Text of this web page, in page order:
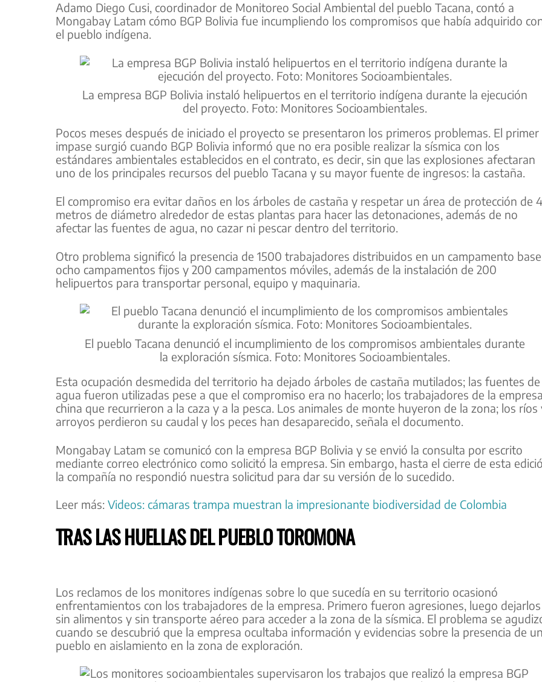
Adamo Diego Cusi, coordinador de Monitoreo Social Ambiental del pueblo Tacana, contó a
Mongabay Latam cómo BGP Bolivia fue incumpliendo los compromisos que había adquirido
el pueblo indígena.
La empresa BGP Bolivia instaló helipuertos en el territorio indígena durante la ejecución
del proyecto. Foto: Monitores Socioambientales.
Pocos meses después de iniciado el proyecto se presentaron los primeros problemas. El primer
impase surgió cuando BGP Bolivia informó que no era posible realizar la sísmica con los
estándares ambientales establecidos en el contrato, es decir, sin que las explosiones afectaran
uno de los principales recursos del pueblo Tacana y su mayor fuente de ingresos: la castaña.
El compromiso era evitar daños en los árboles de castaña y respetar un área de protección de
metros de diámetro alrededor de estas plantas para hacer las detonaciones, además de no
afectar las fuentes de agua, no cazar ni pescar dentro del territorio.
Otro problema significó la presencia de 1500 trabajadores distribuidos en un campamento
ocho campamentos fijos y 200 campamentos móviles, además de la instalación de 200
helipuertos para transportar personal, equipo y maquinaria.
El pueblo Tacana denunció el incumplimiento de los compromisos ambientales durante
la exploración sísmica. Foto: Monitores Socioambientales.
Esta ocupación desmedida del territorio ha dejado árboles de castaña mutilados; las fuentes de
agua fueron utilizadas pese a que el compromiso era no hacerlo; los trabajadores de la
china que recurrieron a la caza y a la pesca. Los animales de monte huyeron de la zona; los ríos
arroyos perdieron su caudal y los peces han desaparecido, señala el documento.
Mongabay Latam se comunicó con la empresa BGP Bolivia y se envió la consulta por escrito
mediante correo electrónico como solicitó la empresa. Sin embargo, hasta el cierre de esta
la compañía no respondió nuestra solicitud para dar su versión de lo sucedido.
Leer más: Videos: cámaras trampa muestran la impresionante biodiversidad de Colombia
TRAS LAS HUELLAS DEL PUEBLO TOROMONA
Los reclamos de los monitores indígenas sobre lo que sucedía en su territorio ocasionó
enfrentamientos con los trabajadores de la empresa. Primero fueron agresiones, luego dejarlos
sin alimentos y sin transporte aéreo para acceder a la zona de la sísmica. El problema se
cuando se descubrió que la empresa ocultaba información y evidencias sobre la presencia de
pueblo en aislamiento en la zona de exploración.